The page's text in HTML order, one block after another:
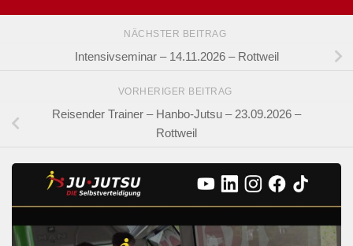
NÄCHSTER BEITRAG
Intensivseminar – 14.11.2026 – Rottweil
VORHERIGER BEITRAG
Reisender Trainer – Hanbo-Jutsu – 23.09.2026 –
Rottweil